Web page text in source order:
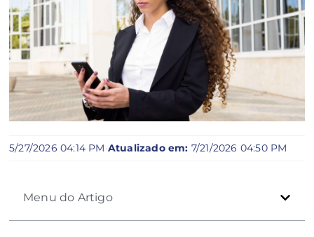
5/27/2026 04:14 PM·Atualizado em: 7/21/2026 04:50 PM
Menu do Artigo